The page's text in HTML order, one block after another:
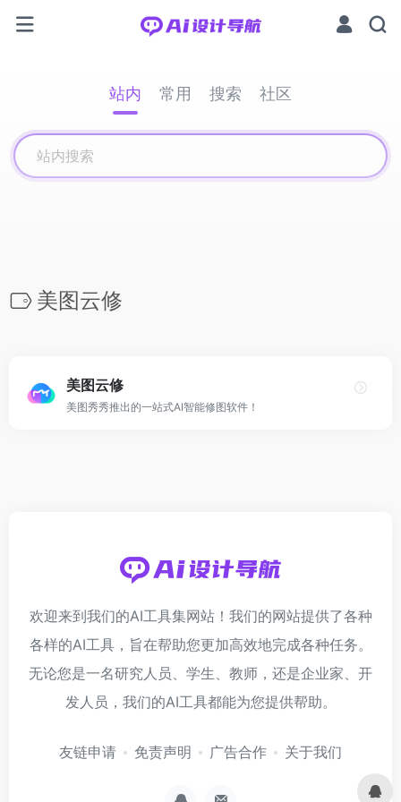
站内 常用 搜索 社区
美图云修
美图云修
美图秀秀推出的一站式AI智能修图软件！
欢迎来到我们的AI工具集网站！我们的网站提供了各种
各样的AI工具，旨在帮助您更加高效地完成各种任务。
无论您是一名研究人员、学生、教师，还是企业家、开
发人员，我们的AI工具都能为您提供帮助。
友链申请 免责声明 广告合作 关于我们